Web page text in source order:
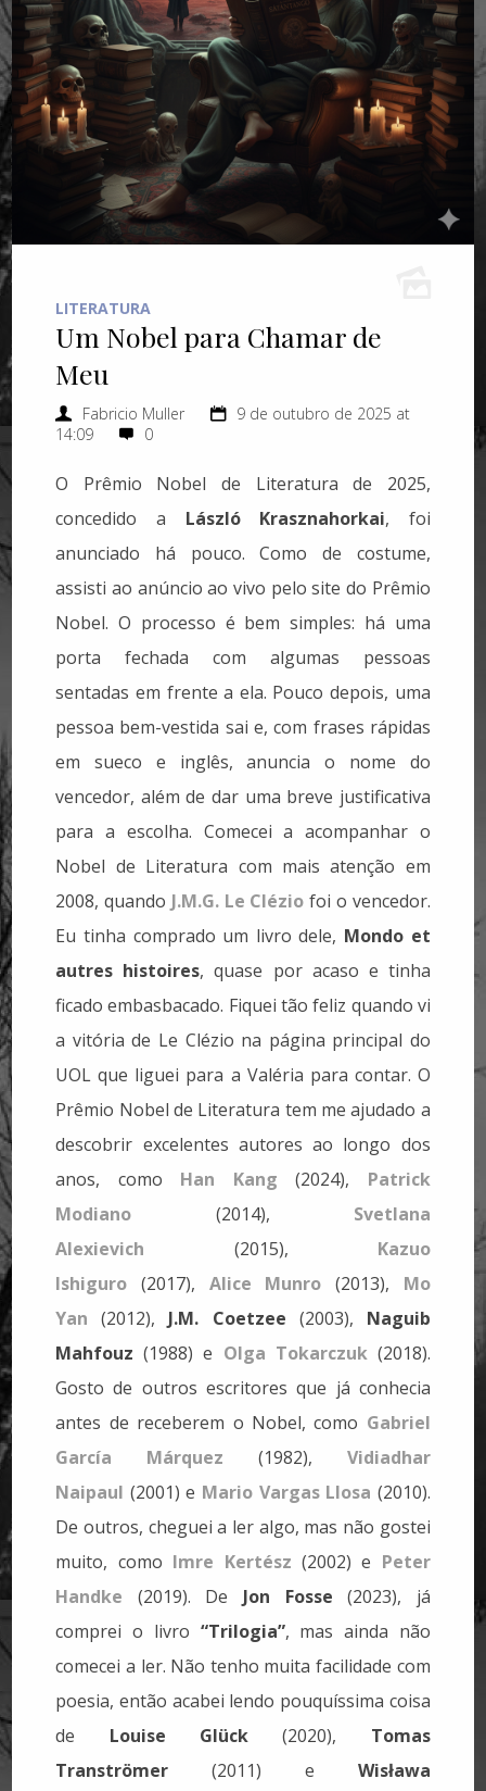
LITERATURA
Um Nobel para Chamar de
Meu
Fabricio Muller
9 de outubro de 2025 at
14:09
0
O Prêmio Nobel de Literatura de 2025,
concedido a László Krasznahorkai, foi
anunciado há pouco. Como de costume,
assisti ao anúncio ao vivo pelo site do Prêmio
Nobel. O processo é bem simples: há uma
porta fechada com algumas pessoas
sentadas em frente a ela. Pouco depois, uma
pessoa bem-vestida sai e, com frases rápidas
em sueco e inglês, anuncia o nome do
vencedor, além de dar uma breve justificativa
para a escolha. Comecei a acompanhar o
Nobel de Literatura com mais atenção em
2008, quando J.M.G. Le Clézio foi o vencedor.
Eu tinha comprado um livro dele, Mondo et
autres histoires, quase por acaso e tinha
ficado embasbacado. Fiquei tão feliz quando vi
a vitória de Le Clézio na página principal do
UOL que liguei para a Valéria para contar. O
Prêmio Nobel de Literatura tem me ajudado a
descobrir excelentes autores ao longo dos
anos, como Han Kang (2024), Patrick
Modiano (2014), Svetlana
Alexievich (2015), Kazuo
Ishiguro (2017), Alice Munro (2013), Mo
Yan (2012), J.M. Coetzee (2003), Naguib
Mahfouz (1988) e Olga Tokarczuk(2018).
Gosto de outros escritores que já conhecia
antes de receberem o Nobel, como Gabriel
García Márquez (1982), Vidiadhar
Naipaul (2001) e Mario Vargas Llosa (2010).
De outros, cheguei a ler algo, mas não gostei
muito, como Imre Kertész (2002) e Peter
Handke (2019). De Jon Fosse (2023), já
comprei o livro “Trilogia”, mas ainda não
comecei a ler. Não tenho muita facilidade com
poesia, então acabei lendo pouquíssima coisa
de Louise Glück (2020), Tomas
Tranströmer (2011) e Wisława